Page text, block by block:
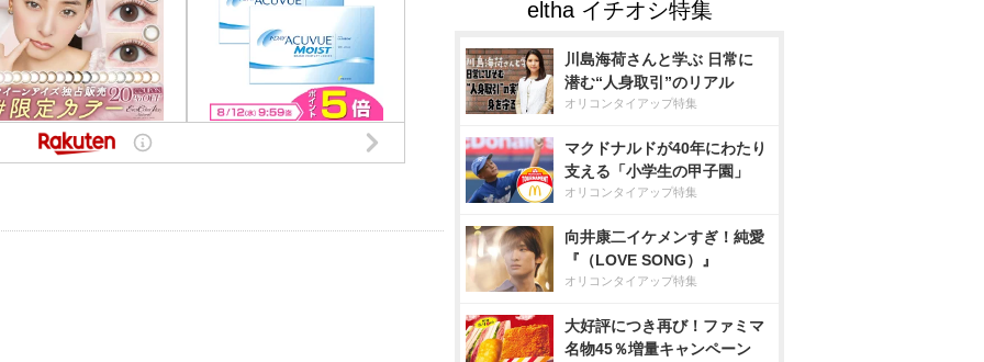
川島海荷さんと学ぶ 日常に
潜む“人身取引”のリアル
オリコンタイアップ特集
マクドナルドが40年にわたり
支える「小学生の甲子園」
オリコンタイアップ特集
向井康二イケメンすぎ！純愛
『（LOVE SONG）』
オリコンタイアップ特集
大好評につき再び！ファミマ
名物45％増量キャンペーン